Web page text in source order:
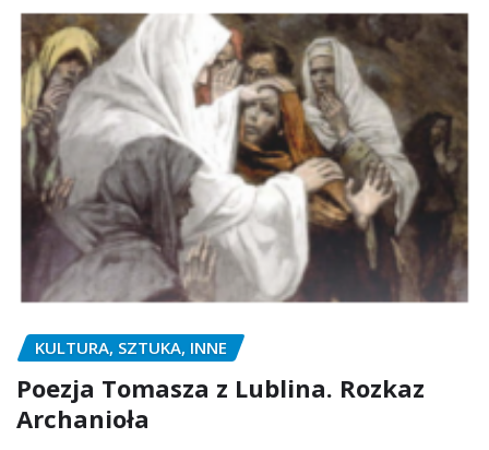
KULTURA, SZTUKA, INNE
Poezja Tomasza z Lublina. Rozkaz
Archanioła